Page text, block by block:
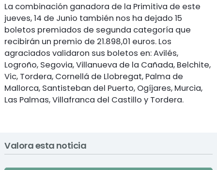
La combinación ganadora de la Primitiva de este
jueves, 14 de Junio también nos ha dejado 15
boletos premiados de segunda categoría que
recibirán un premio de 21.898,01 euros. Los
agraciados validaron sus boletos en: Avilés,
Logroño, Segovia, Villanueva de la Cañada, Belchite,
Vic, Tordera, Cornellá de Llobregat, Palma de
Mallorca, Santisteban del Puerto, Ogíjares, Murcia,
Las Palmas, Villafranca del Castillo y Tordera.
Valora esta noticia